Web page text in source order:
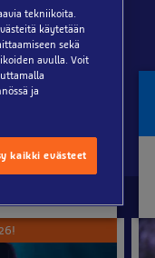
€
tekniikoita.
käytetään
sekä
avulla. Voit
ja
kaikki evästeet